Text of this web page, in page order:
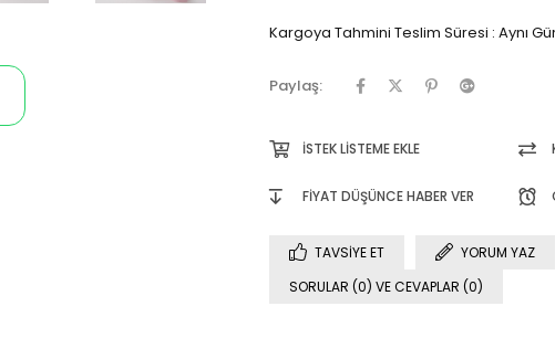
Kargoya Tahmini Teslim Süresi : Aynı
Paylaş:
İSTEK LISTEME EKLE
FIYAT DÜŞÜNCE HABER VER
TAVSIYE ET
YORUM YAZ
SORULAR (0) VE CEVAPLAR (0)